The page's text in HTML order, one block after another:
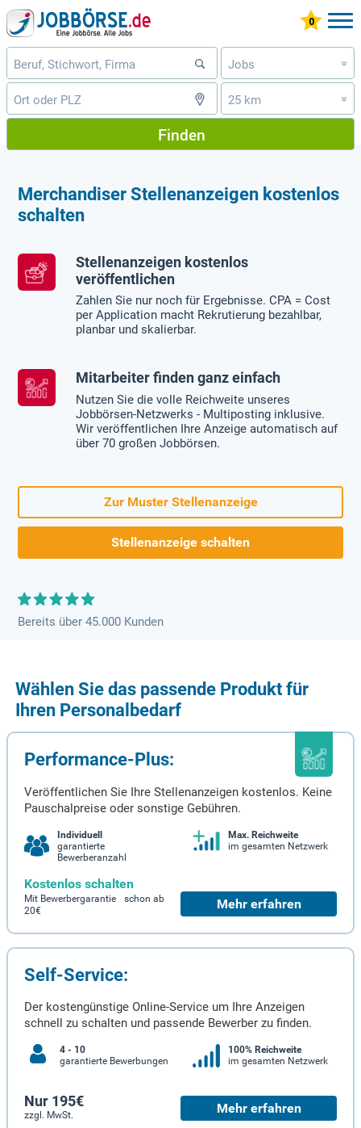
Jobs »
25 km »
Finden
Merchandiser Stellenanzeigen kostenlos
schalten
Stellenanzeigen kostenlos
veröffentlichen
Zahlen Sie nur noch für Ergebnisse. CPA = Cost
per Application macht Rekrutierung bezahlbar,
planbar und skalierbar.
Mitarbeiter finden ganz einfach
Nutzen Sie die volle Reichweite unseres
Jobbörsen-Netzwerks - Multiposting inklusive.
Wir veröffentlichen Ihre Anzeige automatisch auf
über 70 großen Jobbörsen.
Zur Muster Stellenanzeige
Stellenanzeige schalten
Bereits über 45.000 Kunden
Wählen Sie das passende Produkt für
Ihren Personalbedarf
Performance-Plus:
Veröffentlichen Sie Ihre Stellenanzeigen kostenlos. Keine
Pauschalpreise oder sonstige Gebühren.
Individuell
garantierte
Bewerberanzahl
Max. Reichweite
im gesamten Netzwerk
Kostenlos schalten
Mit Bewerbergarantie schon ab
20€
Mehr erfahren
Self-Service:
Der kostengünstige Online-Service um Ihre Anzeigen
schnell zu schalten und passende Bewerber zu finden.
4 - 10
garantierte Bewerbungen
100% Reichweite
im gesamten Netzwerk
Nur 195€
zzgl. MwSt. Mehr erfahren